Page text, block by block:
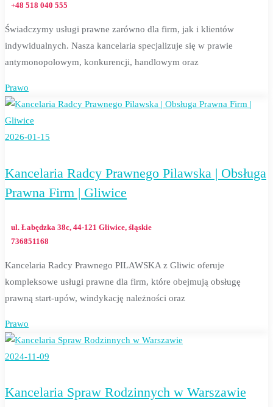
+48 518 040 555
Świadczymy usługi prawne zarówno dla firm, jak i klientów
indywidualnych. Nasza kancelaria specjalizuje się w prawie
antymonopolowym, konkurencji, handlowym oraz
Prawo
2026-01-15
Kancelaria Radcy Prawnego Pilawska | Obsługa
Prawna Firm | Gliwice
ul. Łabędzka 38c, 44-121 Gliwice, śląskie
736851168
Kancelaria Radcy Prawnego PILAWSKA z Gliwic oferuje
kompleksowe usługi prawne dla firm, które obejmują obsługę
prawną start-upów, windykację należności oraz
Prawo
2024-11-09
Kancelaria Spraw Rodzinnych w Warszawie